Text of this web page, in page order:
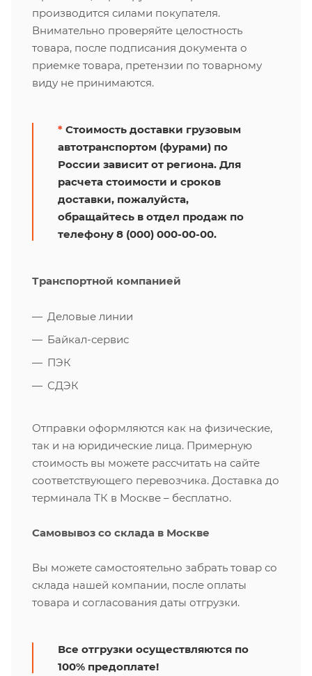
производится силами покупателя.
Внимательно проверяйте целостность
товара, после подписания документа о
приемке товара, претензии по товарному
виду не принимаются.
* Стоимость доставки грузовым
автотранспортом (фурами) по
России зависит от региона. Для
расчета стоимости и сроков
доставки, пожалуйста,
обращайтесь в отдел продаж по
телефону 8 (000) 000-00-00.
Транспортной компанией
Деловые линии
Байкал-сервис
ПЭК
СДЭК
Отправки оформляются как на физические,
так и на юридические лица. Примерную
стоимость вы можете рассчитать на сайте
соответствующего перевозчика. Доставка до
терминала ТК в Москве – бесплатно.
Самовывоз со склада в Москве
Вы можете самостоятельно забрать товар со
склада нашей компании, после оплаты
товара и согласования даты отгрузки.
Все отгрузки осуществляются по
100% предоплате!